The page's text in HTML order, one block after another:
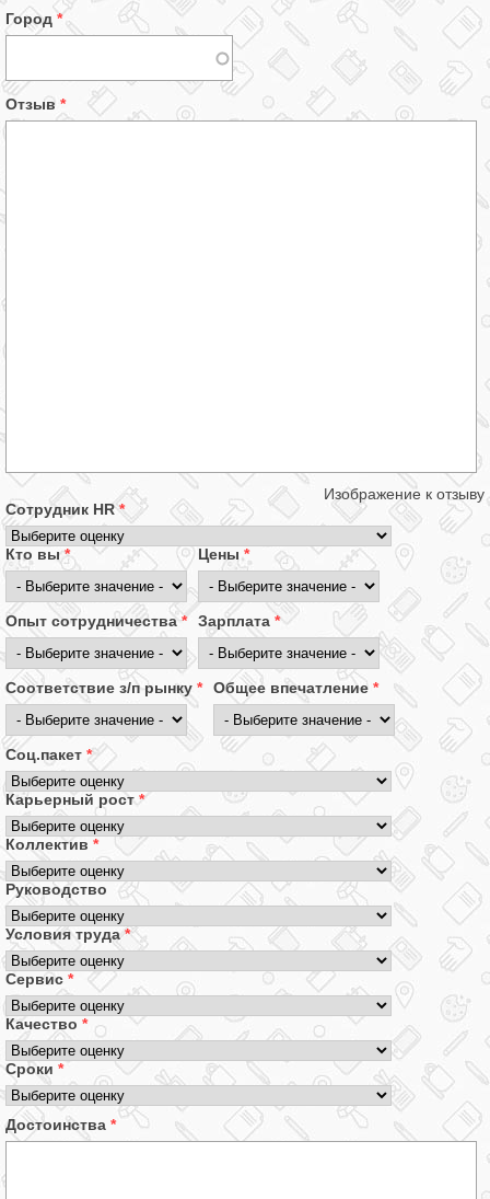
Город *
Отзыв *
Изображение к отзыву
Сотрудник HR*
Кто вы* Цены *
Опыт сотрудничества* Зарплата *
Соответствие з/п рынку * Общее впечатление *
Соц.пакет *
Карьерный рост*
Коллектив *
Руководство
Условия труда*
Сервис *
Качество *
Сроки *
Достоинства *